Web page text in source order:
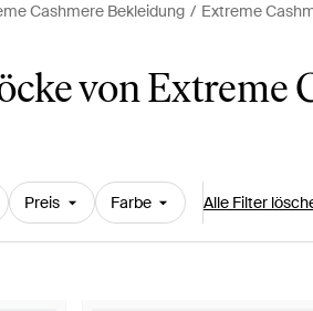
Cashmere Bekleidung Extreme
von Extreme
Preis Farbe Alle Filter